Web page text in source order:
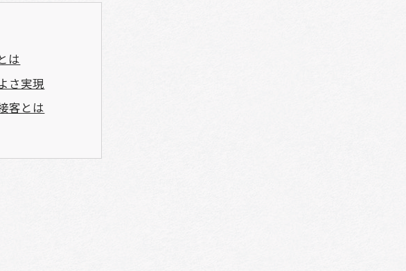
は
さ実現
客とは
イント
る理由
舞い
いのコツ